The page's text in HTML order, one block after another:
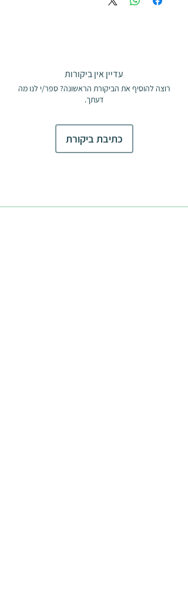
עדיין אין ביקורות
רוצה להוסיף את הביקורת הראשונה? ספר/י לנו מה
דעתך.
כתיבת ביקורת